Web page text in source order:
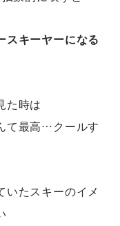
スキーヤーになる
た時は
て最高…クールす
たスキーのイメ